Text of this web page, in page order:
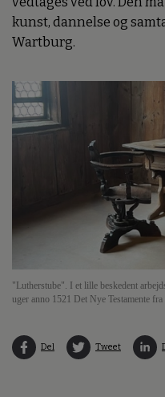
kunst, dannelse og
Wartburg.
"Lutherstube". I et lille beskedent
uger anno 1521 Det Nye Testamente
Del Tweet